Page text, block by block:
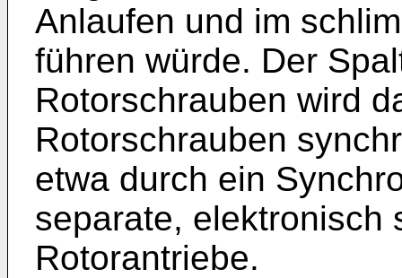
Anlaufen und im
führen würde. Der
Rotorschrauben wird
Rotorschrauben
etwa durch ein
separate, elektronisch
Rotorantriebe.